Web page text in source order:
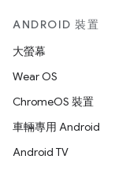
ANDROID 裝置
大螢幕
Wear OS
ChromeOS 裝置
車輛專用 Android
Android TV